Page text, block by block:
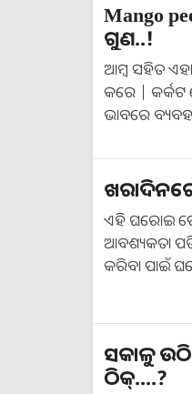
Mango
ଗୁଣ..!
ଆମ୍ବ ସହିତ
କରେ | କର୍କଟ
ଭାବରେ
ଏହି ଘରୋଇ
ଆବଶ୍ୟକତା
କରିବା ପାଇଁ
ସକାଳୁ
ଠିକ୍....?